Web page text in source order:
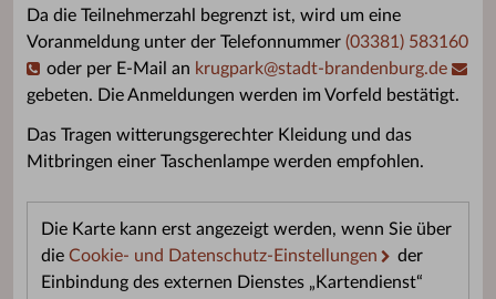
Da die Teilnehmerzahl begrenzt ist, wird um eine
Voranmeldung unter der Telefonnummer (03381) 583160
oder per E-Mail an krugpark@stadt-brandenburg.de
gebeten. Die Anmeldungen werden im Vorfeld bestätigt.
Das Tragen witterungsgerechter Kleidung und das
Mitbringen einer Taschenlampe werden empfohlen.
Die Karte kann erst angezeigt werden, wenn Sie über
die Cookie- und Datenschutz-Einstellungen
der
Einbindung des externen Dienstes „Kartendienst“